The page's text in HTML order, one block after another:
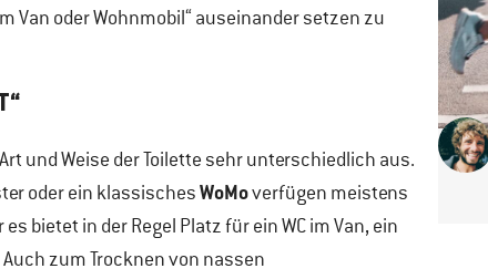
Van oder Wohnmobil“ auseinander setzen zu
und Weise der Toilette sehr unterschiedlich aus.
oder ein klassischesWoMoverfügen meistens
bietet in der Regel Platz für ein WC im Van, ein
zum Trocknen von nassen